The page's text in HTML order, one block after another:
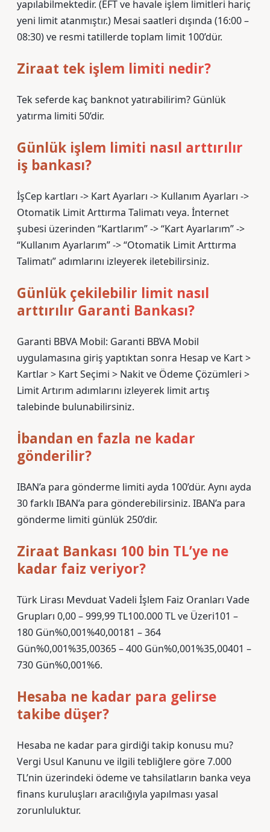
yapılabilmektedir. (EFT ve havale işlem limitleri hariç
yeni limit atanmıştır.) Mesai saatleri dışında (16:00 –
08:30) ve resmi tatillerde toplam limit 100’dür.
Ziraat tek işlem limiti nedir?
Tek seferde kaç banknot yatırabilirim? Günlük
yatırma limiti 50’dir.
Günlük işlem limiti nasıl arttırılır
iş bankası?
İşCep kartları -> Kart Ayarları -> Kullanım Ayarları ->
Otomatik Limit Arttırma Talimatı veya. İnternet
şubesi üzerinden “Kartlarım” -> “Kart Ayarlarım” ->
“Kullanım Ayarlarım” -> “Otomatik Limit Arttırma
Talimatı” adımlarını izleyerek iletebilirsiniz.
Günlük çekilebilir limit nasıl
arttırılır Garanti Bankası?
Garanti BBVA Mobil: Garanti BBVA Mobil
uygulamasına giriş yaptıktan sonra Hesap ve Kart >
Kartlar > Kart Seçimi > Nakit ve Ödeme Çözümleri >
Limit Artırım adımlarını izleyerek limit artış
talebinde bulunabilirsiniz.
İbandan en fazla ne kadar
gönderilir?
IBAN’a para gönderme limiti ayda 100’dür. Aynı ayda
30 farklı IBAN’a para gönderebilirsiniz. IBAN’a para
gönderme limiti günlük 250’dir.
Ziraat Bankası 100 bin TL’ye ne
kadar faiz veriyor?
Türk Lirası Mevduat Vadeli İşlem Faiz Oranları Vade
Grupları 0,00 – 999,99 TL100.000 TL ve Üzeri101 –
180 Gün%0,001%40,00181 – 364
Gün%0,001%35,00365 – 400 Gün%0,001%35,00401 –
730 Gün%0,001%6.
Hesaba ne kadar para gelirse
takibe düşer?
Hesaba ne kadar para girdiği takip konusu mu?
Vergi Usul Kanunu ve ilgili tebliğlere göre 7.000
TL’nin üzerindeki ödeme ve tahsilatların banka veya
finans kuruluşları aracılığıyla yapılması yasal
zorunluluktur.